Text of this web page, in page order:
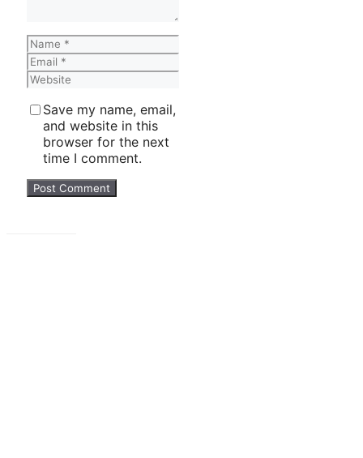
Name
Email
Website
Save my name, email,
and website in this
browser for the next
time I comment.